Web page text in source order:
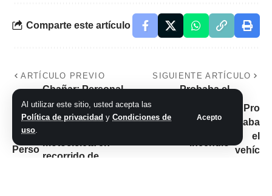
Al utilizar este sitio, usted acepta las
Política de privacidad y Condiciones de
uso.
Acepto
Comparte este artículo
ARTÍCULO PREVIO
Chañar: Personal
policial secuestró
un arma de fuego y
recorrido de
SIGUIENTE ARTÍCULO
Probaba el
vehículo, sufrió un
desperfecto